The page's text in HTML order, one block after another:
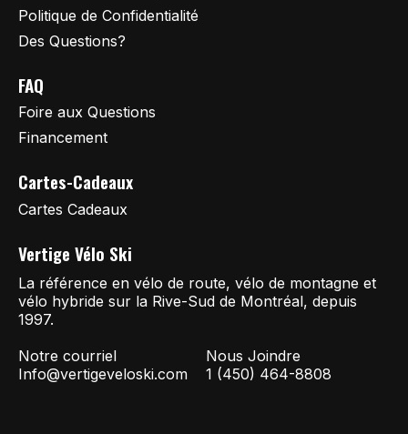
Politique de Confidentialité
Des Questions?
FAQ
Foire aux Questions
Financement
Cartes-Cadeaux
Cartes Cadeaux
Vertige Vélo Ski
La référence en vélo de route, vélo de montagne et
vélo hybride sur la Rive-Sud de Montréal, depuis
1997.
Notre courriel
Info@vertigeveloski.com
Nous Joindre
1 (450) 464-8808